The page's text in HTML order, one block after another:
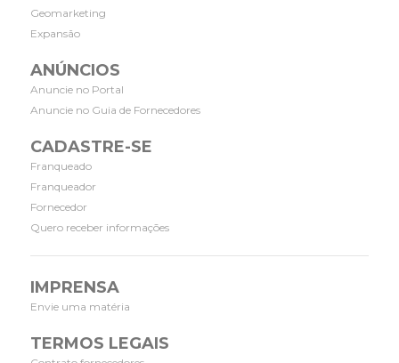
Geomarketing
Expansão
ANÚNCIOS
Anuncie no Portal
Anuncie no Guia de Fornecedores
CADASTRE-SE
Franqueado
Franqueador
Fornecedor
Quero receber informações
IMPRENSA
Envie uma matéria
TERMOS LEGAIS